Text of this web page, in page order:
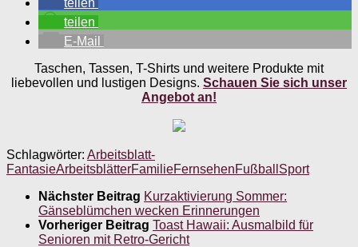
teilen
teilen
E-Mail
Taschen, Tassen, T-Shirts und weitere Produkte mit
liebevollen und lustigen Designs. Schauen Sie sich unser
Angebot an!
Schlagwörter: Arbeitsblatt-
FantasieArbeitsblätterFamilieFernsehenFußball Sport
Nächster Beitrag Kurzaktivierung Sommer:
Gänseblümchen wecken Erinnerungen
Vorheriger Beitrag Toast Hawaii: Ausmalbild für
Senioren mit Retro-Gericht